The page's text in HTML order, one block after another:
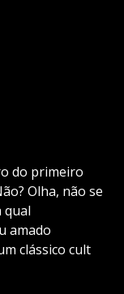
do primeiro
Olha, não se
qual
amado
clássico cult